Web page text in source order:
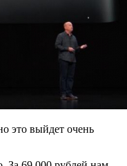
это выйдет очень